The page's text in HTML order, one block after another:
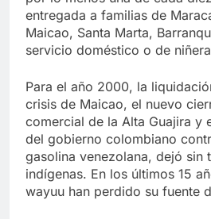
entregada a familias de
Maicao, Santa Marta,
servicio doméstico o de
Para el año 2000, la
crisis de Maicao, el nuevo
comercial de la Alta Guajira y
del gobierno colombiano
gasolina venezolana, dejó sin
indígenas. En los últimos 15
wayuu han perdido su fuente